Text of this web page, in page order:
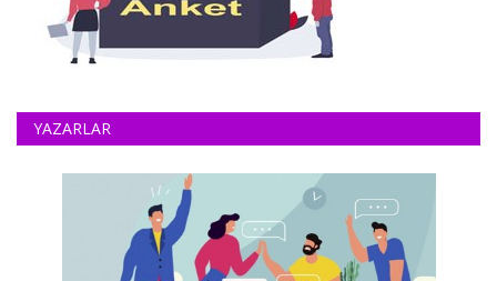
YAZARLAR